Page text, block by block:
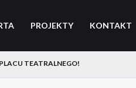
PROJEKTY KONTAKT
TEATRALNEGO!